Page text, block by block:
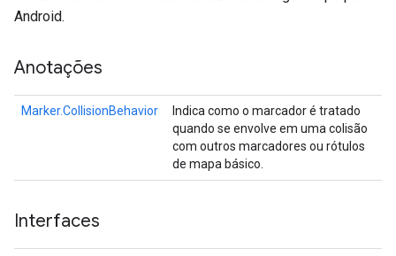
Android.
Anotações
Marker.CollisionBehavior
Indica como o marcador é tratado
quando se envolve em uma colisão
com outros marcadores ou rótulos
de mapa básico.
Interfaces